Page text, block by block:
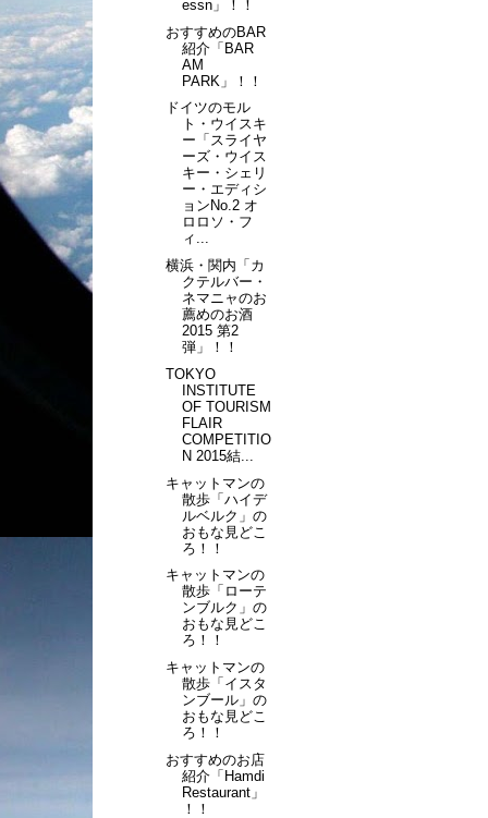
essn」！！
おすすめのBAR
紹介「BAR
AM
PARK」！！
ドイツのモル
ト・ウイスキ
ー「スライヤ
ーズ・ウイス
キー・シェリ
ー・エディシ
ョンNo.2 オ
ロロソ・フ
ィ...
横浜・関内「カ
クテルバー・
ネマニャのお
薦めのお酒
2015 第2
弾」！！
TOKYO
INSTITUTE
OF TOURISM
FLAIR
COMPETITIO
N 2015結...
キャットマンの
散歩「ハイデ
ルベルク」の
おもな見どこ
ろ！！
キャットマンの
散歩「ローテ
ンブルク」の
おもな見どこ
ろ！！
キャットマンの
散歩「イスタ
ンブール」の
おもな見どこ
ろ！！
おすすめのお店
紹介「Hamdi
Restaurant」
！！